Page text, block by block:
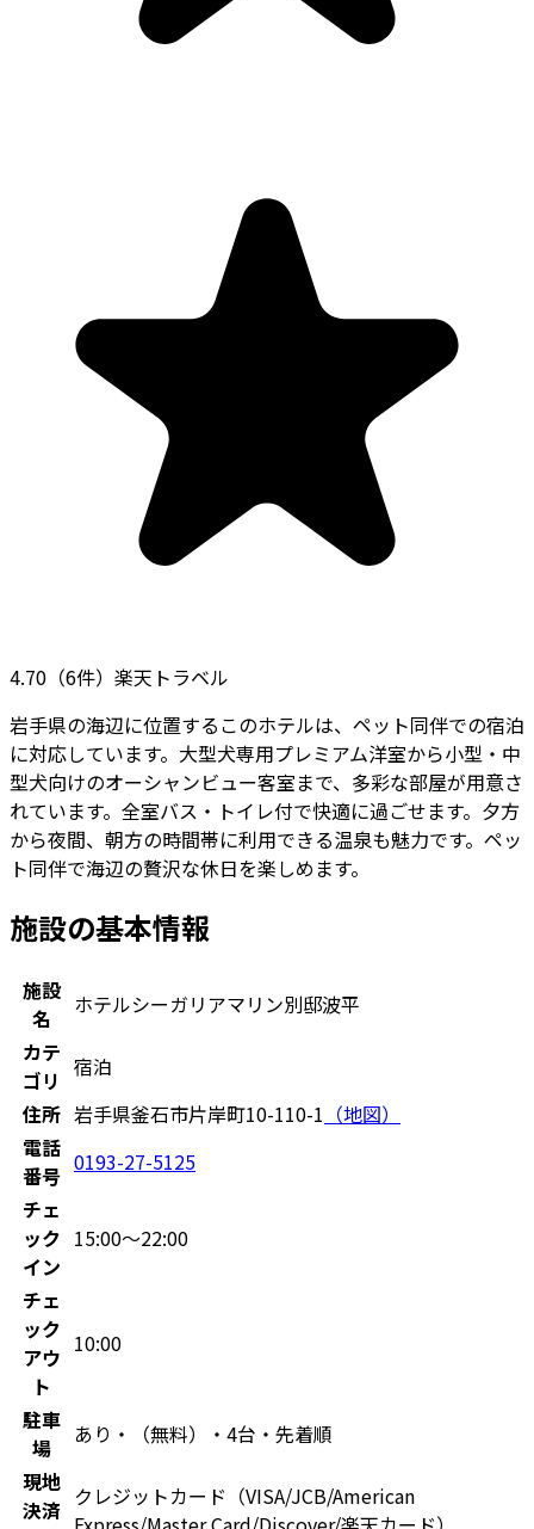
4.70 （6件） 楽天トラベル
岩手県の海辺に位置するこのホテルは、ペット同伴での宿泊
に対応しています。大型犬専用プレミアム洋室から小型・中
型犬向けのオーシャンビュー客室まで、多彩な部屋が用意さ
れています。全室バス・トイレ付で快適に過ごせます。夕方
から夜間、朝方の時間帯に利用できる温泉も魅力です。ペッ
ト同伴で海辺の贅沢な休日を楽しめます。
施設の基本情報
施設
名
ホテルシーガリアマリン別邸波平
カテ
ゴリ 宿泊
住所 岩手県釜石市片岸町10-110-1 （地図）
電話
番号 0193-27-5125
チェ
ック
イン
15:00〜22:00
チェ
ック
アウ
ト
10:00
駐車
場
あり・（無料）・4台・先着順
現地
決済 クレジットカード（VISA/JCB/American